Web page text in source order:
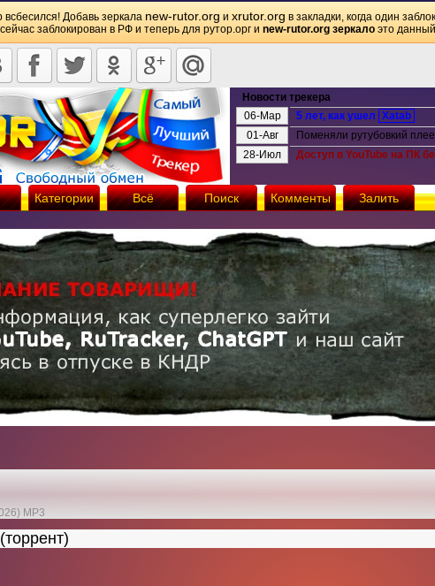
всбесился! Добавь зеркала new-rutor.org и xrutor.org в закладки, когда один
заблокирован в РФ и теперь для рутор.орг и new-rutor.org зеркало это
Новости трекера
06-Мар
5 лет, как ушел Xatab
01-Авг
Поменяли рутубовкий
28-Июл
Доступ в YouTube на ПК
Категории Всё Поиск Комменты Залить
MP3